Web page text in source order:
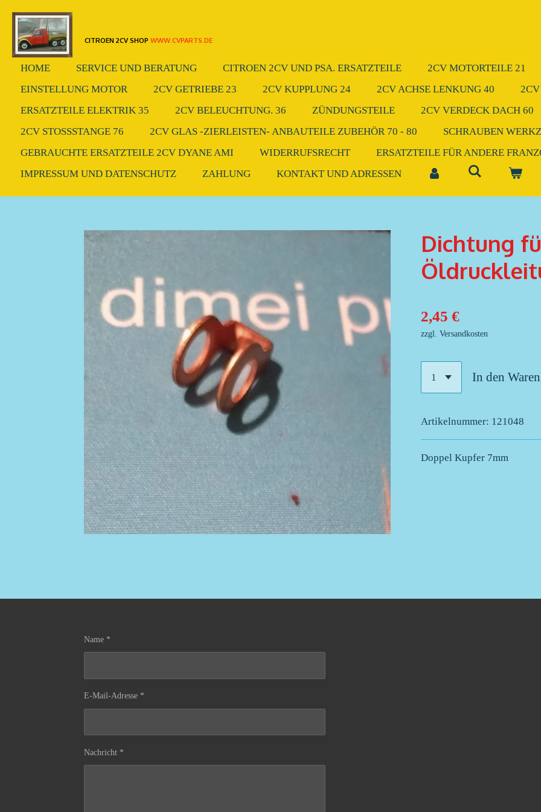
Zum
Hauptinhalt
springen
CITROEN 2CV SHOP WWW.CVPARTS.DE
HOME SERVICE UND BERATUNG CITROEN 2CV UND PSA. ERSATZTEILE 2CV MOTORTEILE 21
EINSTELLUNG MOTOR
2CV GETRIEBE 23 2CV KUPPLUNG 24 2CV ACHSE LENKUNG 40
ERSATZTEILE ELEKTRIK 35
2CV BELEUCHTUNG. 36 ZÜNDUNGSTEILE 2CV VERDECK DACH 60
2CV STOSSSTANGE 76
2CV GLAS -ZIERLEISTEN- ANBAUTEILE ZUBEHÖR 70 - 80 SCHRAUBEN
GEBRAUCHTE ERSATZTEILE 2CV DYANE AMI
WIDERRUFSRECHT
ERSATZTEILE FÜR ANDERE
IMPRESSUM UND DATENSCHUTZ
ZAHLUNG KONTAKT UND ADRESSEN
Dichtung
2,45 €
zzgl. Versandkosten
In den
Artikelnummer: 121048
Doppel Kupfer 7mm
Name *
E-Mail-Adresse *
Nachricht *